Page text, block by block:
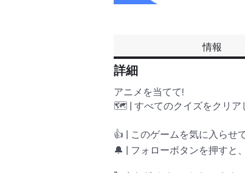
情報
詳細
アニメを当てて!
🗺️ | すべてのクイズをクリア
👍 | このゲームを気に入らせ
🔔 | フォローボタンを押すと